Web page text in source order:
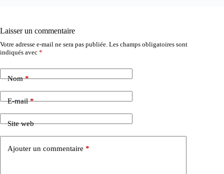
Laisser un commentaire
Votre adresse e-mail ne sera pas publiée. Les champs obligatoires sont
indiqués avec *
Nom*
E-mail*
Site web
Ajouter un commentaire *